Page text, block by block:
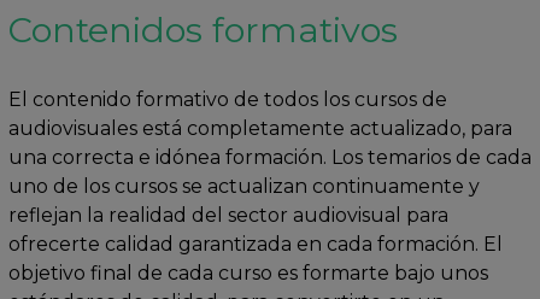
Contenidos formativos
El contenido formativo de todos los cursos de
audiovisuales está completamente actualizado, para
una correcta e idónea formación. Los temarios de cada
uno de los cursos se actualizan continuamente y
reflejan la realidad del sector audiovisual para
ofrecerte calidad garantizada en cada formación. El
objetivo final de cada curso es formarte bajo unos